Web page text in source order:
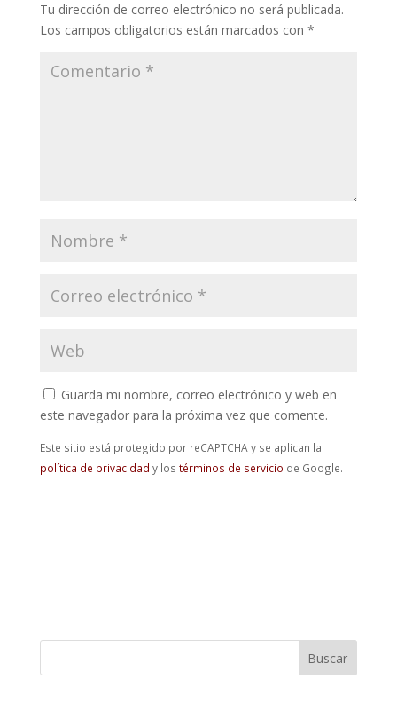
Tu dirección de correo electrónico no será publicada.
Los campos obligatorios están marcados con *
Guarda mi nombre, correo electrónico y web en
este navegador para la próxima vez que comente.
Este sitio está protegido por reCAPTCHA y se aplican la
política de privacidad y los términos de servicio de Google.